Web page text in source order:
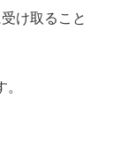
け取ること